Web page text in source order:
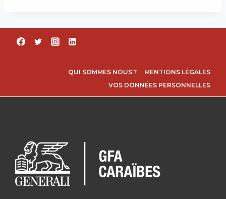
QUI SOMMES NOUS ?
MENTIONS LÉGALES
VOS DONNÉES PERSONNELLES